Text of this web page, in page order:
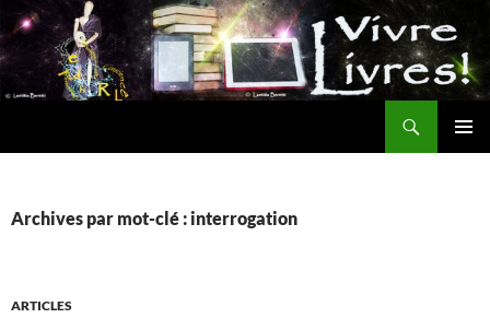
Aller
au
contenu
Archives par mot-clé : interrogation
ARTICLES